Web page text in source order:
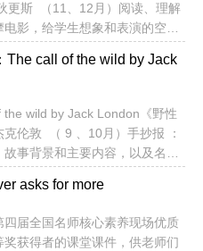
更斯 （11、12月）阅读、理解
电影，给学生想象和表演的空
演。培养学生的英语学科核心素
人性之善，世界视野，跨文化
。...
The call of the wild by Jack
the wild by Jack London《野性
克伦敦 （ 9 、10月）手抄报 ：
事背景和主要内容，以及名句
asks for more
四届全国名师核心素养现场优质
奖获得者的课堂课件，供老师们